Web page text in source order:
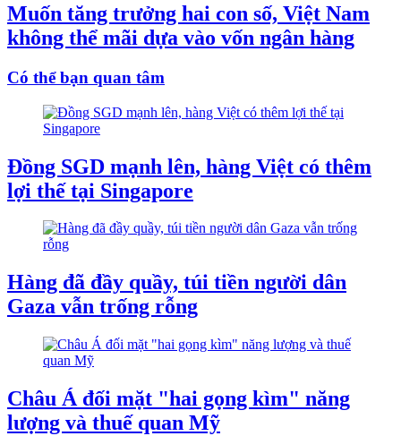
Muốn tăng trưởng hai con số, Việt Nam
không thể mãi dựa vào vốn ngân hàng
Có thể bạn quan tâm
Đồng SGD mạnh lên, hàng Việt có thêm
lợi thế tại Singapore
Hàng đã đầy quầy, túi tiền người dân
Gaza vẫn trống rỗng
Châu Á đối mặt "hai gọng kìm" năng
lượng và thuế quan Mỹ